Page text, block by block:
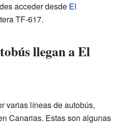
acceder desde El
TF-617.
llegan a El
varias líneas de autobús,
Canarias. Estas son algunas